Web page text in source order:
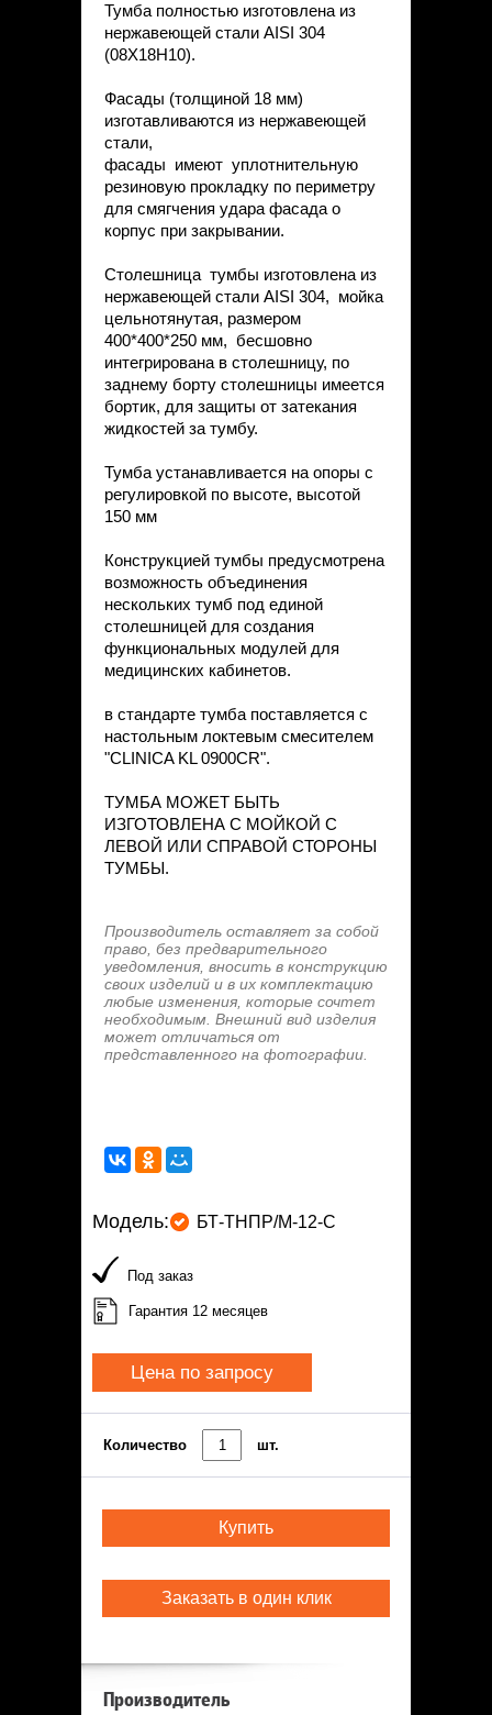
Тумба полностью изготовлена из
нержавеющей стали AISI 304
(08Х18Н10).
Фасады (толщиной 18 мм)
изготавливаются из нержавеющей
стали,
фасады имеют уплотнительную
резиновую прокладку по периметру
для смягчения удара фасада о
корпус при закрывании.
Столешница тумбы изготовлена из
нержавеющей стали AISI 304, мойка
цельнотянутая, размером
400*400*250 мм, бесшовно
интегрирована в столешницу, по
заднему борту столешницы имеется
бортик, для защиты от затекания
жидкостей за тумбу.
Тумба устанавливается на опоры с
регулировкой по высоте, высотой
150 мм
Конструкцией тумбы предусмотрена
возможность объединения
нескольких тумб под единой
столешницей для создания
функциональных модулей для
медицинских кабинетов.
в стандарте тумба поставляется с
настольным локтевым смесителем
"CLINICA KL 0900CR".
ТУМБА МОЖЕТ БЫТЬ
ИЗГОТОВЛЕНА С МОЙКОЙ С
ЛЕВОЙ ИЛИ СПРАВОЙ СТОРОНЫ
ТУМБЫ.
Производитель оставляет за собой
право, без предварительного
уведомления, вносить в конструкцию
своих изделий и в их комплектацию
любые изменения, которые сочтет
необходимым. Внешний вид изделия
может отличаться от
представленного на фотографии.
Модель: БТ-ТНПР/М-12-С
Под заказ
Гарантия 12 месяцев
Цена по запросу
Количество шт.
Купить
Заказать в один клик
Производитель